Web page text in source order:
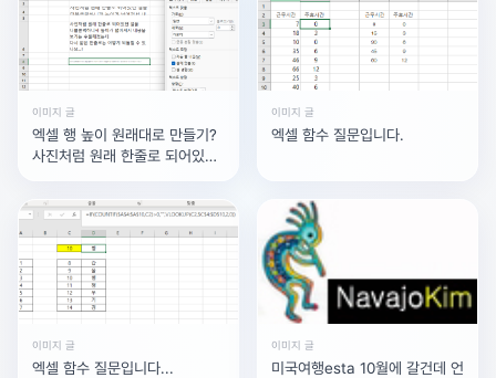
이미지 글
엑셀 행 높이 원래대로 만들기?
사진처럼 원래 한줄로 되어있던
이미지 글
엑셀 함수 질문입니다.
이미지 글
엑셀 함수 질문입니다...
이미지 글
미국여행esta 10월에 갈건데 언